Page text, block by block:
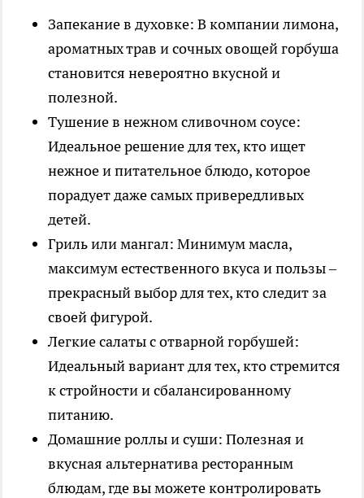
Запекание в духовке: В компании лимона,
ароматных трав и сочных овощей горбуша
становится невероятно вкусной и
полезной.
Тушение в нежном сливочном соусе:
Идеальное решение для тех, кто ищет
нежное и питательное блюдо, которое
порадует даже самых привередливых
детей.
Гриль или мангал: Минимум масла,
максимум естественного вкуса и пользы –
прекрасный выбор для тех, кто следит за
своей фигурой.
Легкие салаты с отварной горбушей:
Идеальный вариант для тех, кто стремится
к стройности и сбалансированному
питанию.
Домашние роллы и суши: Полезная и
вкусная альтернатива ресторанным
блюдам, где вы можете контролировать